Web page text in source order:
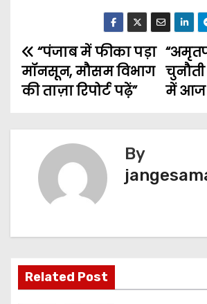
चुनौती
में आज
“पंजाब में फीका पड़ा
मॉनसून, मौसम विभाग
की ताज़ा रिपोर्ट पढ़ें”
By
Related Post